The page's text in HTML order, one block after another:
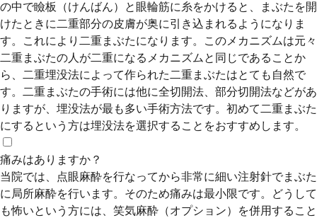
の中で瞼板（けんばん）と眼輪筋に糸をかけると、まぶたを開
けたときに二重部分の皮膚が奥に引き込まれるようになりま
す。これにより二重まぶたになります。このメカニズムは元々
二重まぶたの人が二重になるメカニズムと同じであることか
ら、二重埋没法によって作られた二重まぶたはとても自然で
す。二重まぶたの手術には他に全切開法、部分切開法などがあ
りますが、埋没法が最も多い手術方法です。初めて二重まぶた
にするという方は埋没法を選択することをおすすめします。
痛みはありますか？
当院では、点眼麻酔を行なってから非常に細い注射針でまぶた
に局所麻酔を行います。そのため痛みは最小限です。どうして
も怖いという方には、笑気麻酔（オプション）を併用すること